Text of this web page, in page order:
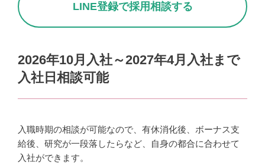
LINE登録で採用相談する
2026年10月入社～2027年4月入社まで
入社日相談可能
入職時期の相談が可能なので、 有休消化後、ボーナス支
給後、研究が一段落したらなど、自身の都合に合わせて
入社ができます。